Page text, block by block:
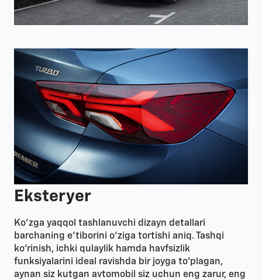
Eksteryer
Ko’zga yaqqol tashlanuvchi dizayn detallari
barchaning e’tiborini o’ziga tortishi aniq. Tashqi
ko’rinish, ichki qulaylik hamda havfsizlik
funksiyalarini ideal ravishda bir joyga to’plagan,
aynan siz kutgan avtomobil siz uchun eng zarur, eng